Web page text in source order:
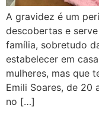
A gravidez é um
descobertas e
família, sobretudo
estabelecer em
mulheres, mas que
Emili Soares, de 20
no […]